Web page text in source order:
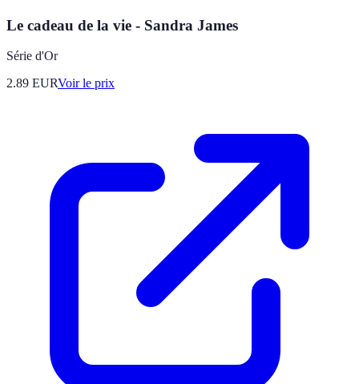
Le cadeau de la vie - Sandra James
Série d'Or
2.89 EURVoir le prix